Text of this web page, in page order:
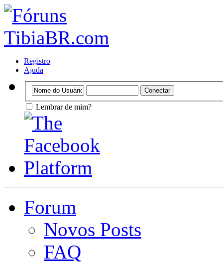
Registro
Ajuda
Lembrar de mim?
Forum
Novos Posts
FAQ